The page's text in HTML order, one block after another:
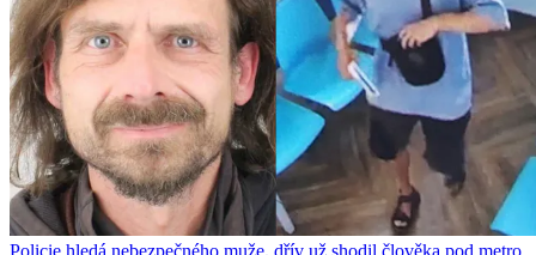
Policie hledá nebezpečného muže, dřív už shodil člověka pod metro